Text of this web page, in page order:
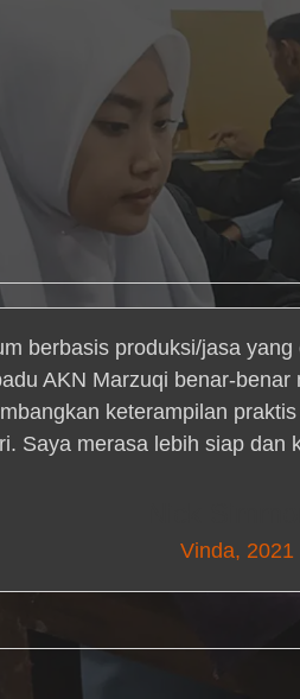
berbasis produksi/jasa
AKN Marzuqi benar-
keterampilan
Saya merasa lebih siap dan
Vinda, 2021